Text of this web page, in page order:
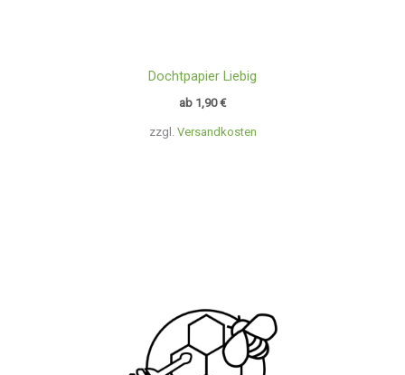
zzgl. Versandkosten
Dochtpapier Liebig
ab 1,90€